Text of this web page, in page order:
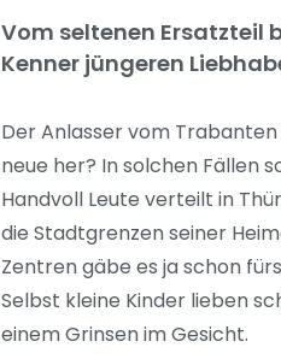
Vom seltenen Ersatzteil
Kenner jüngeren
Der Anlasser vom
neue her? In solchen Fällen
Handvoll Leute verteilt in
die Stadtgrenzen seiner
Zentren gäbe es ja schon
Selbst kleine Kinder lieben
einem Grinsen im Gesicht.